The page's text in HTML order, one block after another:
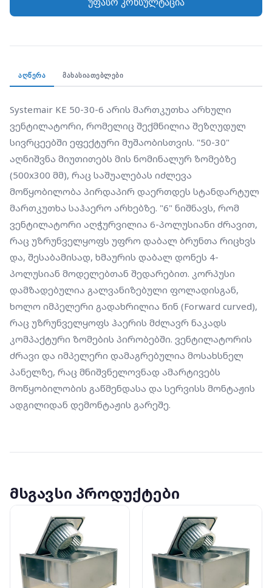
ვენტილატორი აღჭურვილია 6-პოლუსიანი ძრავით,
დამზადებულია გალვანიზებული ფოლადისგან,
ხოლო იმპელერი გადახრილია წინ (Forward curved),
რაც უზრუნველყოფს ჰაერის მძლავრ ნაკადს
კომპაქტური ზომების პირობებში. ვენტილატორის
ძრავი და იმპელერი დამაგრებულია მოსახსნელ
პანელზე, რაც მნიშვნელოვნად ამარტივებს
მოწყობილობის გაწმენდასა და სერვისს მონტაჟის
ადგილიდან დემონტაჟის გარეშე.
უფასო კონსულტაცია
ᲐᲦᲬᲔᲠᲐ ᲛᲐᲮᲐᲡᲘᲐᲗᲔᲑᲚᲔᲑᲘ
Systemair KE 50-30-6 არის მართკუთხა არხული
ვენტილატორი, რომელიც შექმნილია შეზღუდულ
სივრცეებში ეფექტური მუშაობისთვის. "50-30"
აღნიშვნა მიუთითებს მის ნომინალურ ზომებზე
(500x300 მმ), რაც საშუალებას იძლევა
მოწყობილობა პირდაპირ დაერთდეს სტანდარტულ
მართკუთხა საჰაერო არხებზე. "6" ნიშნავს, რომ
ვენტილატორი აღჭურვილია 6-პოლუსიანი ძრავით,
რაც უზრუნველყოფს უფრო დაბალ ბრუნთა რიცხვს
და, შესაბამისად, ხმაურის დაბალ დონეს 4-
პოლუსიან მოდელებთან შედარებით. კორპუსი
დამზადებულია გალვანიზებული ფოლადისგან,
ხოლო იმპელერი გადახრილია წინ (Forward curved),
რაც უზრუნველყოფს ჰაერის მძლავრ ნაკადს
კომპაქტური ზომების პირობებში. ვენტილატორის
ძრავი და იმპელერი დამაგრებულია მოსახსნელ
პანელზე, რაც მნიშვნელოვნად ამარტივებს
მოწყობილობის გაწმენდასა და სერვისს მონტაჟის
ადგილიდან დემონტაჟის გარეშე.
მსგავსი პროდუქტები